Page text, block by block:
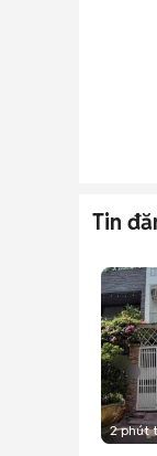
Tin
2 phút